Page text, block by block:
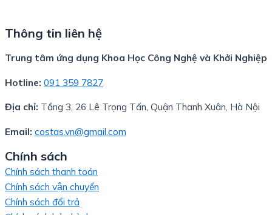
Thông tin liên hệ
Trung tâm ứng dụng Khoa Học Công Nghệ và Khởi Nghiệp
Hotline: 091 359 7827
Địa chỉ: Tầng 3, 26 Lê Trọng Tấn, Quận Thanh Xuân, Hà Nội
Email: costas.vn@gmail.com
Chính sách
Chính sách thanh toán
Chính sách vận chuyển
Chính sách đổi trả